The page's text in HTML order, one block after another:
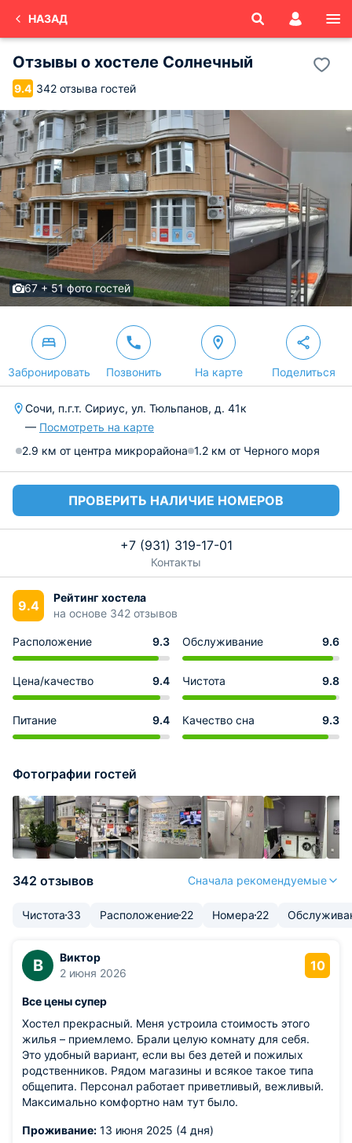
НАЗАД
Отзывы о хостеле Солнечный
9.4 342 отзыва гостей
67 + 51 фото гостей
Забронировать Позвонить На карте Поделиться
Сочи, п.г.т. Сириус, ул. Тюльпанов, д. 41к
— Посмотреть на карте
2.9 км от центра микрорайона 1.2 км от Черного моря
ПРОВЕРИТЬ НАЛИЧИЕ НОМЕРОВ
+7 (931) 319-17-01
Контакты
9.4
Рейтинг хостела
на основе 342 отзывов
Расположение 9.3 Обслуживание 9.6
Цена/качество 9.4 Чистота 9.8
Питание 9.4 Качество сна 9.3
Фотографии гостей
342 отзывов Сначала рекомендуемые
Чистота 33 Расположение22 Номера 22
В
Виктор
2 июня 2026
10
Все цены супер
Хостел прекрасный. Меня устроила стоимость этого
жилья – приемлемо. Брали целую комнату для себя.
Это удобный вариант, если вы без детей и пожилых
родственников. Рядом магазины и всякое такое типа
общепита. Персонал работает приветливый, вежливый.
Максимально комфортно нам тут было.
Проживание: 13 июня 2025 (4 дня)